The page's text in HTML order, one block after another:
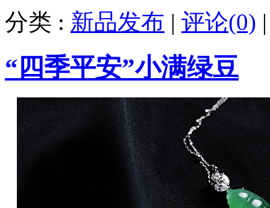
分类 : 新品发布 | 评论(0)
“四季平安”小满绿豆